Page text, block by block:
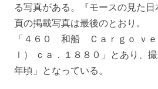
る写真がある。『モースの見た
頁の掲載写真は最後のとおり。
「４６０ 和船 Ｃａｒｇｏ ｖｅ
ｌ） ｃａ．１８８０」とあり、
年頃」となっている。